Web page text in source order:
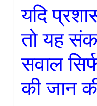
यदि
तो यह
सवाल
की जान